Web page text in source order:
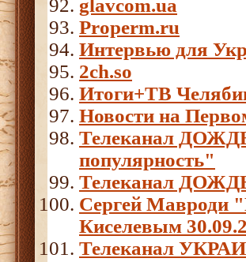
glavcom.ua
Properm.ru
Интервью для
2ch.so
Итоги+ТВ
Новости на
Телеканал
популярность"
Телеканал
Cергей Мавроди
Киселевым
Телеканал